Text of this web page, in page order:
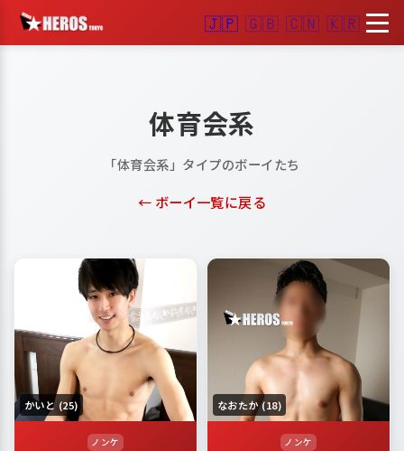
🇯🇵 🇬🇧 🇨🇳 🇰🇷
体育会系
「体育会系」タイプのボーイたち
← ボーイ一覧に戻る
かいと (25)
ノンケ
なおたか (18)
ノンケ